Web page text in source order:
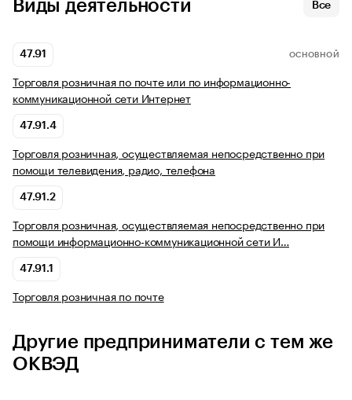
Виды деятельности Все
47.91 ОСНОВНОЙ
Торговля розничная по почте или по информационно-
коммуникационной сети Интернет
47.91.4
Торговля розничная, осуществляемая непосредственно при
помощи телевидения, радио, телефона
47.91.2
Торговля розничная, осуществляемая непосредственно при
помощи информационно-коммуникационной сети И…
47.91.1
Торговля розничная по почте
Другие предприниматели с тем же
ОКВЭД